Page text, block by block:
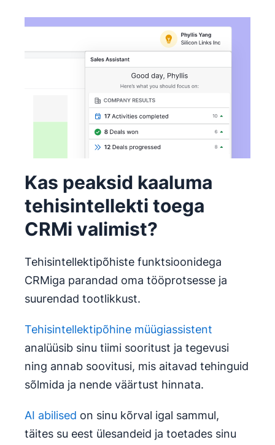
Kas peaksid kaaluma
tehisintellekti toega
CRMi valimist?
Tehisintellektipõhiste funktsioonidega
CRMiga parandad oma tööprotsesse ja
suurendad tootlikkust.
Tehisintellektipõhine müügiassistent
analüüsib sinu tiimi sooritust ja tegevusi
ning annab soovitusi, mis aitavad tehinguid
sõlmida ja nende väärtust hinnata.
AI abilised on sinu kõrval igal sammul,
täites su eest ülesandeid ja toetades sinu